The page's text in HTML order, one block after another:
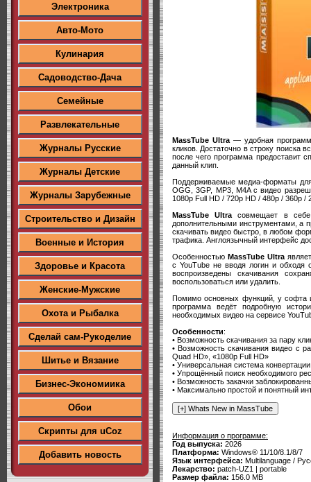
Электроника
Авто-Мото
Кулинария
Садоводство-Дача
Семейные
Развлекательные
Журналы Русские
Журналы Детские
Журналы Зарубежные
Строительство и Дизайн
Военные и История
Здоровье и Красота
Женские-Мужские
Охота и Рыбалка
Сделай сам-Рукоделие
Шитье и Вязание
Бизнес-Экономиика
Обои
Скрипты для uCoz
Добавить новость
MassTube Ultra — удобная
кликов. Достаточно в строку поиска
после чего программа предоставит
данный клип.
Поддерживаемые медиа-форматы для
OGG, 3GP, MP3, M4A с видео
1080p Full HD / 720p HD / 480p / 360p /
MassTube Ultra совмещает в себе
дополнительными инструментами, а
скачивать видео быстро, в любом
трафика. Англоязычный интерфейс
Особенностью MassTube Ultra
с YouTube не вводя логин и обходя
воспроизведены скачивания
воспользоваться или удалить.
Помимо основных функций, у софта
программа ведёт подробную
необходимых видео на сервисе
Особенности:
• Возможность скачивания за пару
• Возможность скачивания видео с
Quad HD», «1080p Full HD»
• Универсальная система
• Упрощённый поиск необходимого
• Возможность закачки
• Максимально простой и понятный
Информация о программе:
Год выпуска: 2026
Платформа: Windows® 11/10/8.1/8/7
Язык интерфейса: Multilanguage /
Лекарство: patch-UZ1 | portable
Размер файла: 156.0 MB